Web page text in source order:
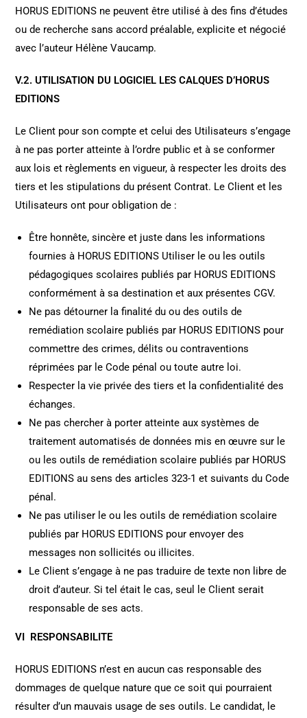
HORUS EDITIONS ne peuvent être utilisé à des fins d’études
ou de recherche sans accord préalable, explicite et négocié
avec l’auteur Hélène Vaucamp.
V.2. UTILISATION DU LOGICIEL LES CALQUES D’HORUS
EDITIONS
Le Client pour son compte et celui des Utilisateurs s’engage
à ne pas porter atteinte à l’ordre public et à se conformer
aux lois et règlements en vigueur, à respecter les droits des
tiers et les stipulations du présent Contrat. Le Client et les
Utilisateurs ont pour obligation de :
Être honnête, sincère et juste dans les informations
fournies à HORUS EDITIONS Utiliser le ou les outils
pédagogiques scolaires publiés par HORUS EDITIONS
conformément à sa destination et aux présentes CGV.
Ne pas détourner la finalité du ou des outils de
remédiation scolaire publiés par HORUS EDITIONS pour
commettre des crimes, délits ou contraventions
réprimées par le Code pénal ou toute autre loi.
Respecter la vie privée des tiers et la confidentialité des
échanges.
Ne pas chercher à porter atteinte aux systèmes de
traitement automatisés de données mis en œuvre sur le
ou les outils de remédiation scolaire publiés par HORUS
EDITIONS au sens des articles 323-1 et suivants du Code
pénal.
Ne pas utiliser le ou les outils de remédiation scolaire
publiés par HORUS EDITIONS pour envoyer des
messages non sollicités ou illicites.
Le Client s’engage à ne pas traduire de texte non libre de
droit d’auteur. Si tel était le cas, seul le Client serait
responsable de ses acts.
VI RESPONSABILITE
HORUS EDITIONS n’est en aucun cas responsable des
dommages de quelque nature que ce soit qui pourraient
résulter d’un mauvais usage de ses outils. Le candidat, le